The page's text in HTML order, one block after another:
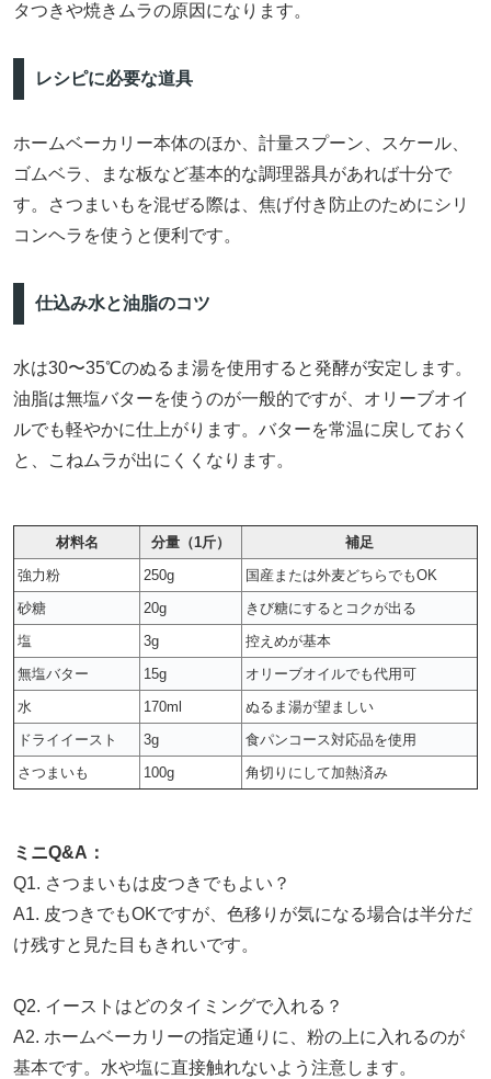
タつきや焼きムラの原因になります。
レシピに必要な道具
ホームベーカリー本体のほか、計量スプーン、スケール、
ゴムベラ、まな板など基本的な調理器具があれば十分で
す。さつまいもを混ぜる際は、焦げ付き防止のためにシリ
コンヘラを使うと便利です。
仕込み水と油脂のコツ
水は30〜35℃のぬるま湯を使用すると発酵が安定します。
油脂は無塩バターを使うのが一般的ですが、オリーブオイ
ルでも軽やかに仕上がります。バターを常温に戻しておく
と、こねムラが出にくくなります。
材料名 分量（1斤）
補足
強力粉
250g
国産または外麦どちらでもOK
砂糖
20g
きび糖にするとコクが出る
塩
3g
控えめが基本
無塩バター
15g
オリーブオイルでも代用可
水
170ml
ぬるま湯が望ましい
ドライイースト
3g
食パンコース対応品を使用
さつまいも
100g 角切りにして加熱済み
ミニQ&A：
Q1. さつまいもは皮つきでもよい？
A1. 皮つきでもOKですが、色移りが気になる場合は半分だ
け残すと見た目もきれいです。
Q2. イーストはどのタイミングで入れる？
A2. ホームベーカリーの指定通りに、粉の上に入れるのが
基本です。水や塩に直接触れないよう注意します。